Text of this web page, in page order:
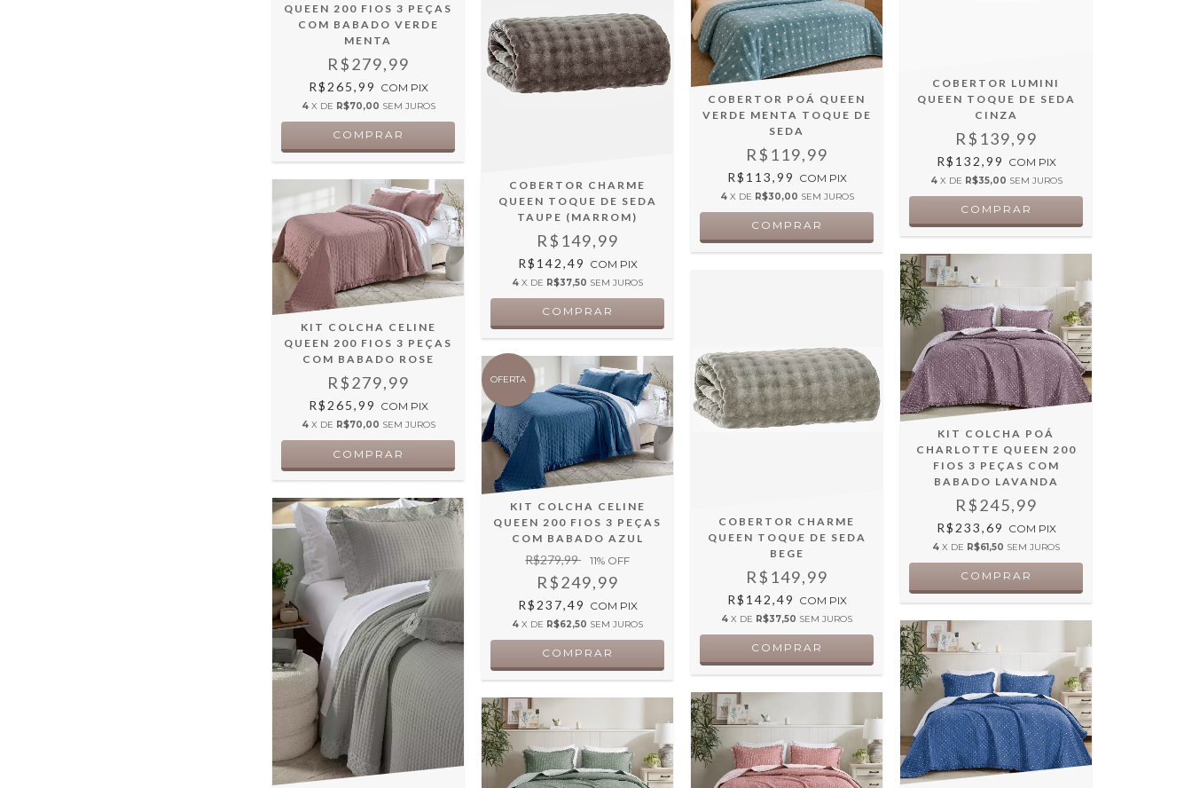
QUEEN 200 FIOS 3 PEÇAS
COM BABADO VERDE
MENTA
R$279,99
R$265,99 COM PIX
4 X DE R$70,00 SEM JUROS
COBERTOR CHARME
QUEEN TOQUE DE SEDA
TAUPE (MARROM)
R$149,99
R$142,49 COM PIX
4 X DE R$37,50 SEM JUROS
COBERTOR POÁ QUEEN
VERDE MENTA TOQUE DE
SEDA
R$119,99
R$113,99 COM PIX
4 X DE R$30,00 SEM JUROS
COBERTOR LUMINI
QUEEN TOQUE DE SEDA
CINZA
R$139,99
R$132,99 COM PIX
4 X DE R$35,00 SEM JUROS
KIT COLCHA CELINE
QUEEN 200 FIOS 3 PEÇAS
COM BABADO ROSE
R$279,99
R$265,99 COM PIX
4 X DE R$70,00 SEM JUROS
OFERTA
KIT COLCHA CELINE
QUEEN 200 FIOS 3 PEÇAS
COM BABADO AZUL
R$279,99 11% OFF
R$249,99
R$237,49 COM PIX
4 X DE R$62,50 SEM JUROS
COBERTOR CHARME
QUEEN TOQUE DE SEDA
BEGE
R$149,99
R$142,49 COM PIX
4 X DE R$37,50 SEM JUROS
KIT COLCHA POÁ
CHARLOTTE QUEEN 200
FIOS 3 PEÇAS COM
BABADO LAVANDA
R$245,99
R$233,69 COM PIX
4 X DE R$61,50 SEM JUROS